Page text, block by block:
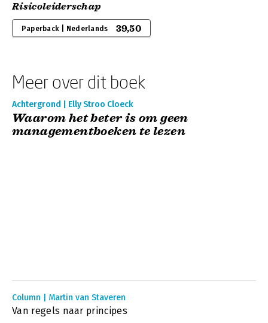
Risicoleiderschap
Paperback | Nederlands 39,50
Meer over dit boek
Achtergrond | Elly Stroo Cloeck
Waarom het beter is om geen
managementboeken te lezen
Column | Martin van Staveren
Van regels naar principes